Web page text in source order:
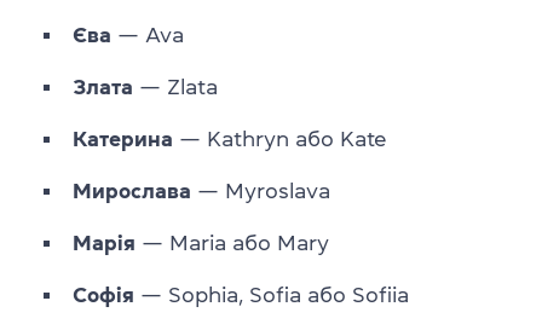
Єва — Ava
Злата — Zlata
Катерина — Kathryn або Kate
Мирослава — Myroslava
Марія — Maria або Mary
Софія — Sophia, Sofia або Sofiia